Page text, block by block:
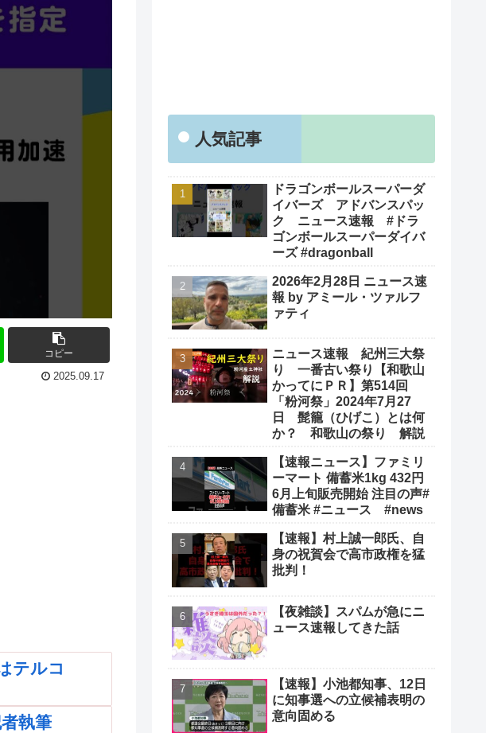
コピー
2025.09.17
テルコ
執筆
人気記事
ドラゴンボールスーパーダ
イバーズ アドバンスパッ
ク ニュース速報 #ドラ
ゴンボールスーパーダイバ
ーズ #dragonball
2026年2月28日 ニュース速
報 by アミール・ツァルフ
ァティ
ニュース速報 紀州三大祭
り 一番古い祭り【和歌山
かってにＰＲ】第514回
「粉河祭」2024年7月27
日 髭籠（ひげこ）とは何
か？ 和歌山の祭り 解説
【速報ニュース】ファミリ
ーマート 備蓄米1kg 432円
6月上旬販売開始 注目の声#
備蓄米 #ニュース #news
【速報】村上誠一郎氏、自
身の祝賀会で高市政権を猛
批判！
【夜雑談】スパムが急にニ
ュース速報してきた話
【速報】小池都知事、12日
に知事選への立候補表明の
意向固める